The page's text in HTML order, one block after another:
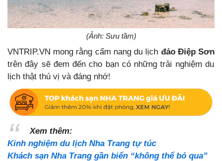
(Ảnh: Sưu tầm)
VNTRIP.VN mong rằng cẩm nang du lịch đảo Điệp Sơn
trên đây sẽ đem đến cho bạn có những trải nghiệm du
lịch thật thú vị và đáng nhớ!
Xem thêm:
Kinh nghiệm du lịch Nha Trang tự túc
Khách sạn Nha Trang gần biển “không thể bỏ qua”